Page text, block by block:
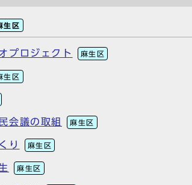
生区
プロジェクト 麻生区
生区
会議の取組 麻生区
り 麻生区
麻生区